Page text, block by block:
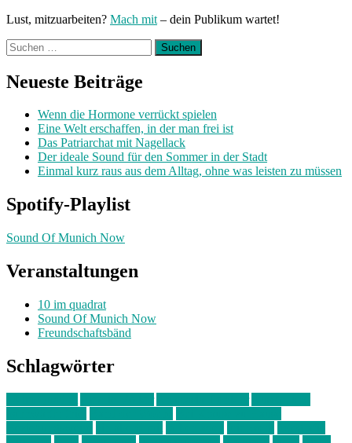
Lust, mitzuarbeiten? Mach mit – dein Publikum wartet!
Suchen
nach:
Neueste Beiträge
Wenn die Hormone verrückt spielen
Eine Welt erschaffen, in der man frei ist
Das Patriarchat mit Nagellack
Der ideale Sound für den Sommer in der Stadt
Einmal kurz raus aus dem Alltag, ohne was leisten zu müssen
Spotify-Playlist
Sound Of Munich Now
Veranstaltungen
10 im quadrat
Sound Of Munich Now
Freundschaftsbänd
Schlagwörter